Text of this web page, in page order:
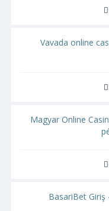
Vavada online
Magyar Online
BasariBet Giriş